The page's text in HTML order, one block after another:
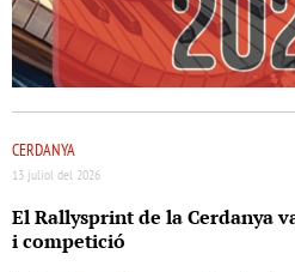
CERDANYA
13 juliol del 2026
El Rallysprint de la Cerdanya
i competició